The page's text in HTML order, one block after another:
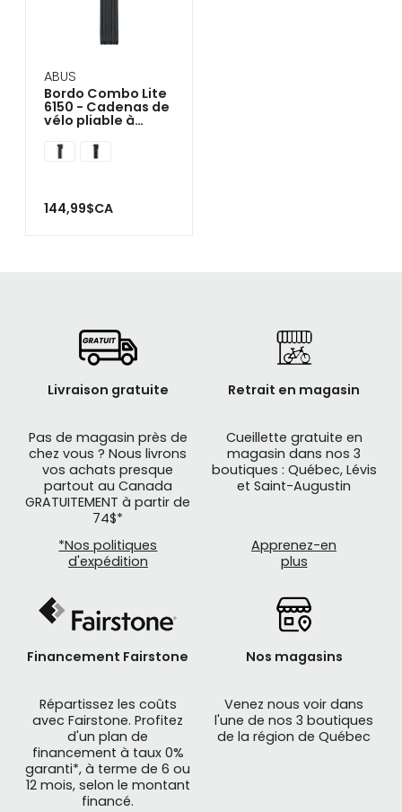
ABUS
Bordo Combo Lite
6150 - Cadenas de
vélo pliable à
144,99$CA
Livraison gratuite
Pas de magasin près de
chez vous ? Nous livrons
vos achats presque
partout au Canada
GRATUITEMENT à partir de
74$*
*Nos politiques
d'expédition
Retrait en magasin
Cueillette gratuite en
magasin dans nos 3
boutiques : Québec, Lévis
et Saint-Augustin
Apprenez-en
plus
Financement Fairstone
Répartissez les coûts
avec Fairstone. Profitez
d'un plan de
financement à taux 0%
garanti*, à terme de 6 ou
12 mois, selon le montant
financé.
Nos magasins
Venez nous voir dans
l'une de nos 3 boutiques
de la région de Québec